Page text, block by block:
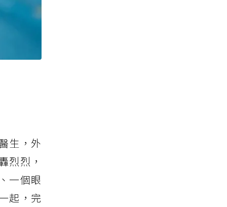
生，外
烈烈，
一個眼
起，完